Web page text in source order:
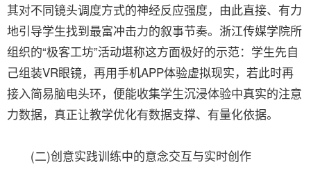
其对不同镜头调度方式的神经反应强度，由此直接、有力
地引导学生找到最富冲击力的叙事节奏。浙江传媒学院所
组织的“极客工坊”活动堪称这方面极好的示范：学生先自
己组装VR眼镜，再用手机APP体验虚拟现实，若此时再
接入简易脑电头环，便能收集学生沉浸体验中真实的注意
力数据，真正让教学优化有数据支撑、有量化依据。
(二)创意实践训练中的意念交互与实时创作